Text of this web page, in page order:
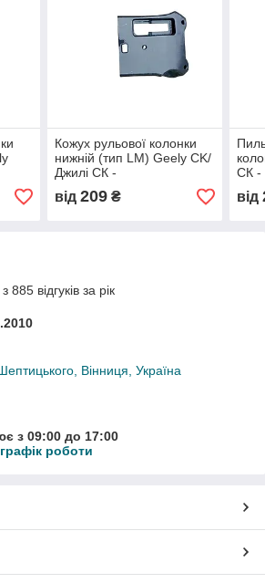
Кожух рульової колонки
нижній (тип LM) Geely CK/
Джилі СК -
101800774500601, (з
розбірки)
від 209₴
СК -
від
відгуків за рік
Вінниця, Україна
з 09:00 до 17:00
роботи